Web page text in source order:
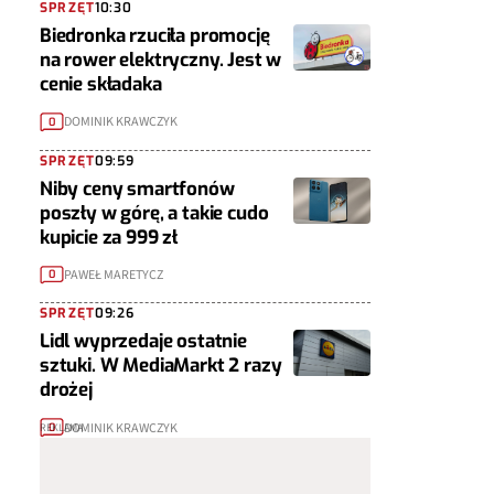
SPRZĘT10:30
Biedronka rzuciła promocję
na rower elektryczny. Jest w
cenie składaka
0 DOMINIK KRAWCZYK
SPRZĘT09:59
Niby ceny smartfonów
poszły w górę, a takie cudo
kupicie za 999 zł
0 PAWEŁ MARETYCZ
SPRZĘT09:26
Lidl wyprzedaje ostatnie
sztuki. W MediaMarkt 2 razy
drożej
0 DOMINIK KRAWCZYK